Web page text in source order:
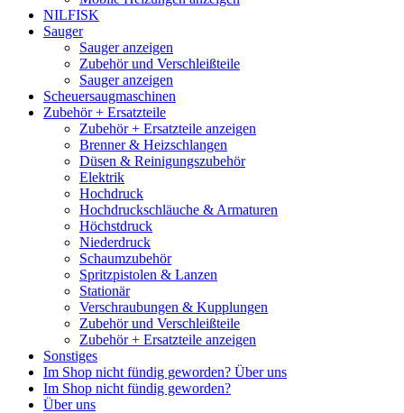
NILFISK
Sauger
Sauger anzeigen
Zubehör und Verschleißteile
Sauger anzeigen
Scheuersaugmaschinen
Zubehör + Ersatzteile
Zubehör + Ersatzteile anzeigen
Brenner & Heizschlangen
Düsen & Reinigungszubehör
Elektrik
Hochdruck
Hochdruckschläuche & Armaturen
Höchstdruck
Niederdruck
Schaumzubehör
Spritzpistolen & Lanzen
Stationär
Verschraubungen & Kupplungen
Zubehör und Verschleißteile
Zubehör + Ersatzteile anzeigen
Sonstiges
Im Shop nicht fündig geworden? Über uns
Im Shop nicht fündig geworden?
Über uns